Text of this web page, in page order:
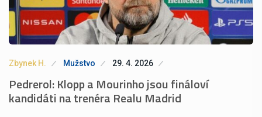
Zbynek H. Mužstvo 29. 4. 2026
Pedrerol: Klopp a Mourinho jsou fináloví
kandidáti na trenéra Realu Madrid